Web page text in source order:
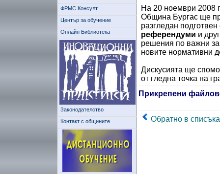
ФРМС Консулт
Център за обучение
Онлайн Библиотека
Законодателство
Контакт с общините
На 20 ноември 2008
Община Бургас ще
разгледан
референдуми и
решения по важни
новите нормативни
Дискусията ще
от гледна точка на
Прикрепени
Обратно в списъка